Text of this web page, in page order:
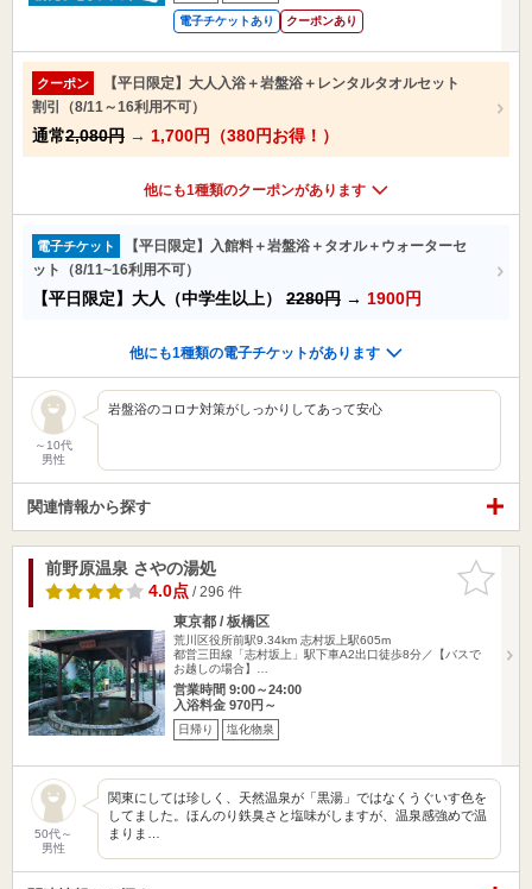
電子チケットあり クーポンあり
クーポン
【平日限定】大人入浴＋岩盤浴＋レンタルタオルセット
割引（8/11～16利用不可）
通常2,080円 → 1,700円（380円お得！）
他にも1種類のクーポンがあります
電子チケット
【平日限定】入館料＋岩盤浴＋タオル＋ウォーターセ
ット（8/11~16利用不可）
【平日限定】大人（中学生以上） 2280円 → 1900円
他にも1種類の電子チケットがあります
～10代
男性
岩盤浴のコロナ対策がしっかりしてあって安心
関連情報から探す
お気に入
りに追加
前野原温泉 さやの湯処
4.0点/ 296 件
東京都 / 板橋区
荒川区役所前駅9.34km 志村坂上駅605m
都営三田線「志村坂上」駅下車A2出口徒歩8分／【バスで
お越しの場合】…
営業時間 9:00～24:00
入浴料金 970円～
日帰り 塩化物泉
50代～
男性
関東にしては珍しく、天然温泉が「黒湯」ではなくうぐいす色を
してました。ほんのり鉄臭さと塩味がしますが、温泉感強めで温
まりま…